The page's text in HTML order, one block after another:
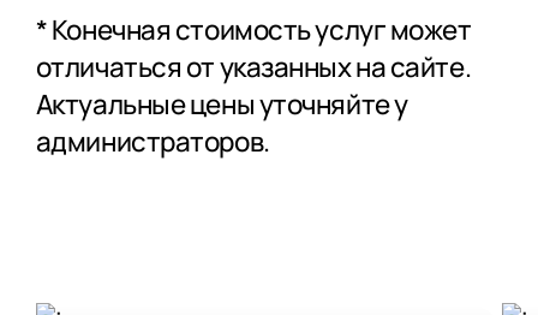
специалистов
* Конечная стоимость услуг может
отличаться от указанных на сайте.
Актуальные цены уточняйте у
администраторов.